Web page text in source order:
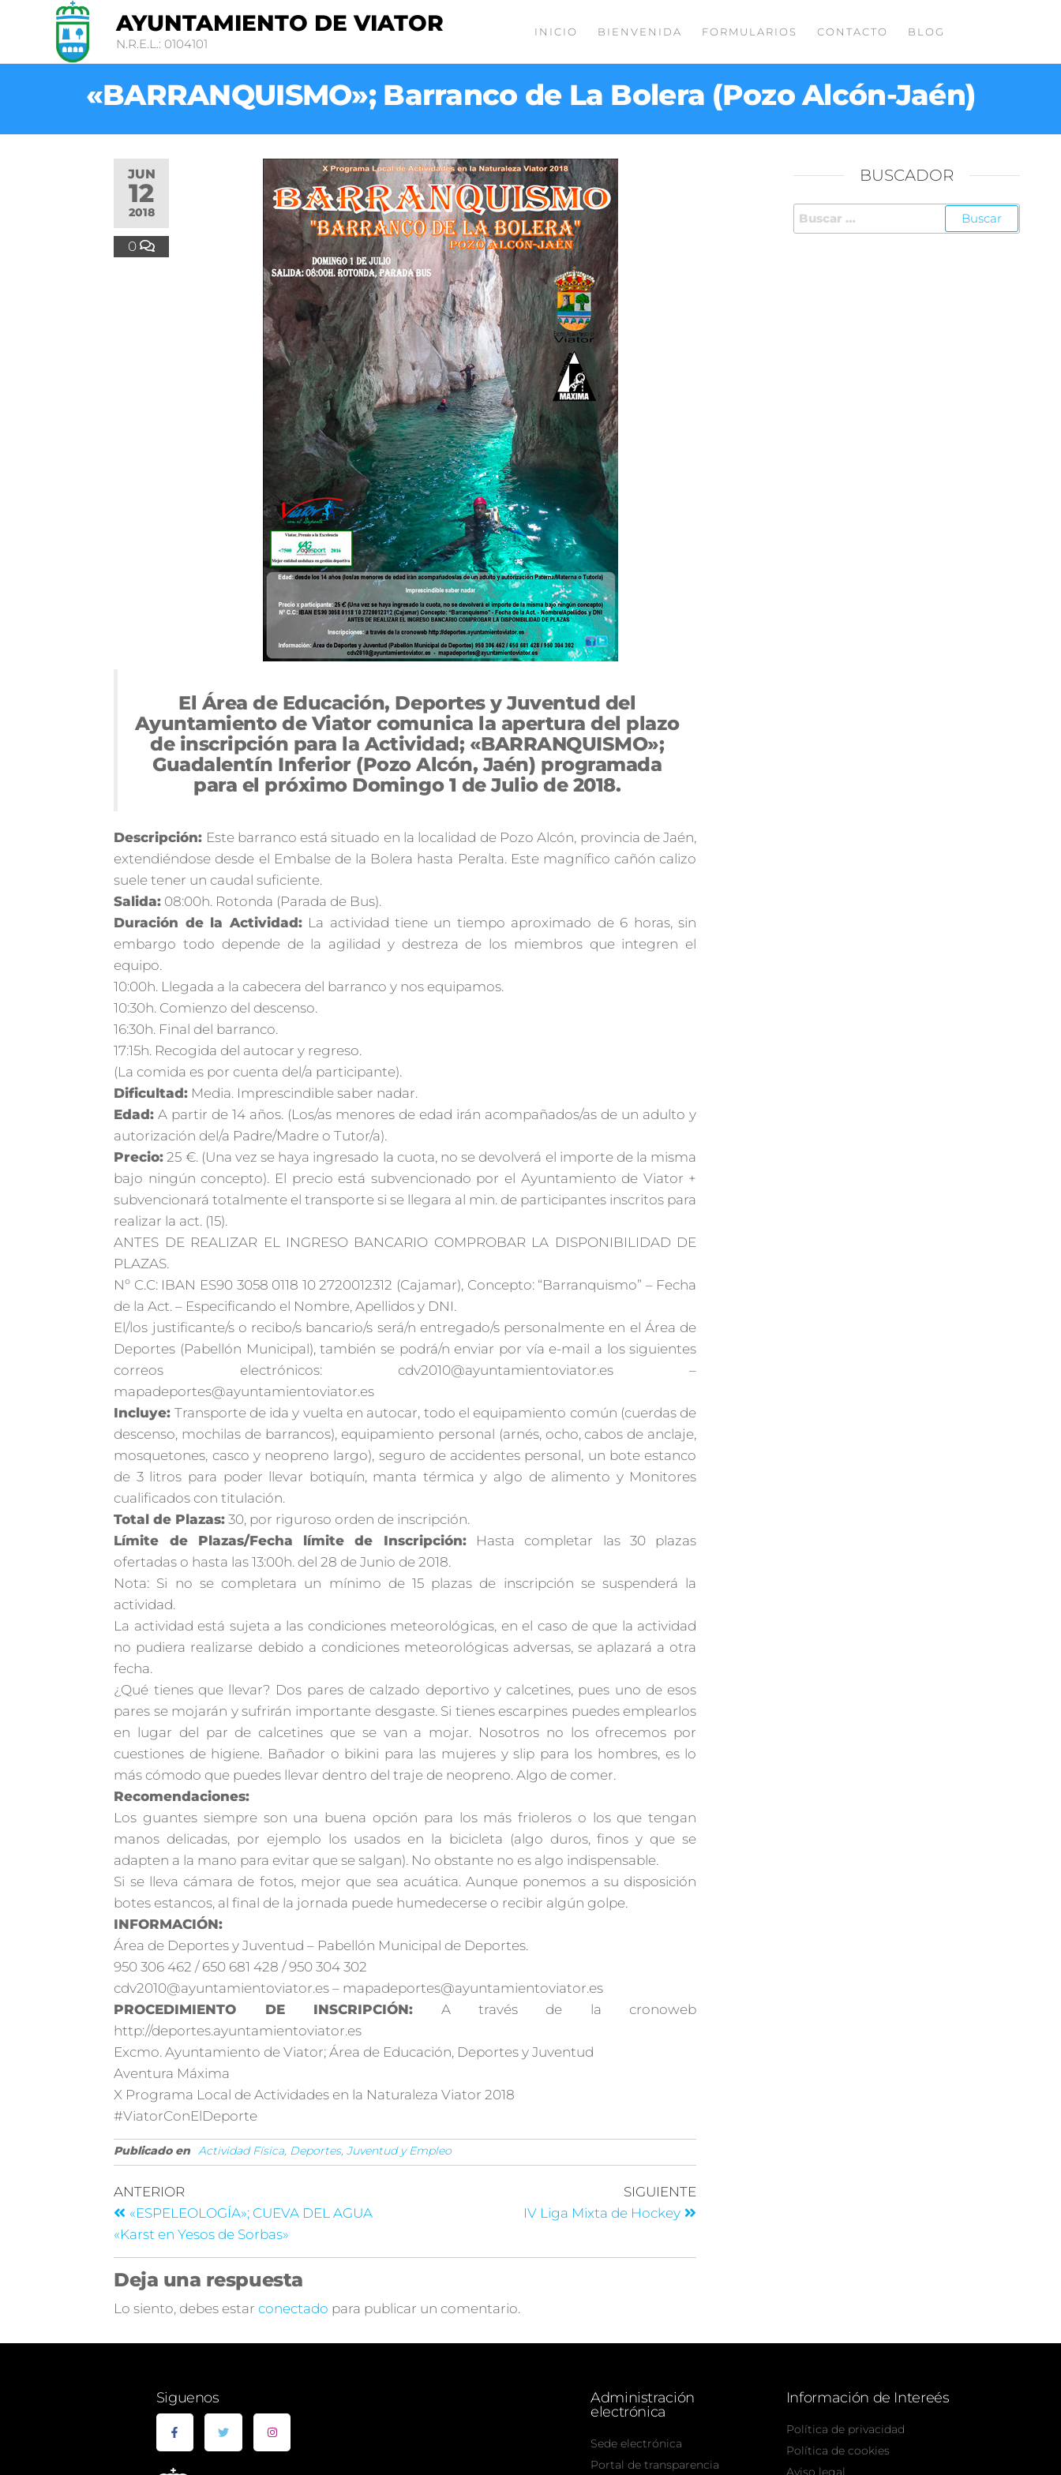
AYUNTAMIENTO DE VIATOR
N.R.E.L.: 0104101
INICIO BIENVENIDA FORMULARIOS CONTACTO BLOG
«BARRANQUISMO»; Barranco de La Bolera (Pozo Alcón-Jaén)
JUN
12
2018
0
El Área de Educación, Deportes y Juventud del
Ayuntamiento de Viator comunica la apertura del plazo
de inscripción para la Actividad; «BARRANQUISMO»;
Guadalentín Inferior (Pozo Alcón, Jaén) programada
para el próximo Domingo 1 de Julio de 2018.
Descripción: Este barranco está situado en la localidad de Pozo Alcón, provincia de Jaén,
extendiéndose desde el Embalse de la Bolera hasta Peralta. Este magnífico cañón calizo
suele tener un caudal suficiente.
Salida: 08:00h. Rotonda (Parada de Bus).
Duración de la Actividad:La actividad tiene un tiempo aproximado de 6 horas, sin
embargo todo depende de la agilidad y destreza de los miembros que integren el
equipo.
10:00h. Llegada a la cabecera del barranco y nos equipamos.
10:30h. Comienzo del descenso.
16:30h. Final del barranco.
17:15h. Recogida del autocar y regreso.
(La comida es por cuenta del/a participante).
Dificultad: Media. Imprescindible saber nadar.
Edad: A partir de 14 años. (Los/as menores de edad irán acompañados/as de un adulto y
autorización del/a Padre/Madre o Tutor/a).
Precio: 25 €. (Una vez se haya ingresado la cuota, no se devolverá el importe de la misma
bajo ningún concepto). El precio está subvencionado por el Ayuntamiento de Viator +
subvencionará totalmente el transporte si se llegara al min. de participantes inscritos para
realizar la act. (15).
ANTES DE REALIZAR EL INGRESO BANCARIO COMPROBAR LA DISPONIBILIDAD DE
PLAZAS.
Nº C.C: IBAN ES90 3058 0118 10 2720012312 (Cajamar), Concepto: “Barranquismo” – Fecha
de la Act. – Especificando el Nombre, Apellidos y DNI.
El/los justificante/s o recibo/s bancario/s será/n entregado/s personalmente en el Área de
Deportes (Pabellón Municipal), también se podrá/n enviar por vía e-mail a los siguientes
correos electrónicos: cdv2010@ayuntamientoviator.es –
mapadeportes@ayuntamientoviator.es
Incluye: Transporte de ida y vuelta en autocar, todo el equipamiento común (cuerdas de
descenso, mochilas de barrancos), equipamiento personal (arnés, ocho, cabos de anclaje,
mosquetones, casco y neopreno largo), seguro de accidentes personal, un bote estanco
de 3 litros para poder llevar botiquín, manta térmica y algo de alimento y Monitores
cualificados con titulación.
Total de Plazas: 30, por riguroso orden de inscripción.
Límite de Plazas/Fecha límite de Inscripción:Hasta completar las 30 plazas
ofertadas o hasta las 13:00h. del 28 de Junio de 2018.
Nota: Si no se completara un mínimo de 15 plazas de inscripción se suspenderá la
actividad.
La actividad está sujeta a las condiciones meteorológicas, en el caso de que la actividad
no pudiera realizarse debido a condiciones meteorológicas adversas, se aplazará a otra
fecha.
¿Qué tienes que llevar? Dos pares de calzado deportivo y calcetines, pues uno de esos
pares se mojarán y sufrirán importante desgaste. Si tienes escarpines puedes emplearlos
en lugar del par de calcetines que se van a mojar. Nosotros no los ofrecemos por
cuestiones de higiene. Bañador o bikini para las mujeres y slip para los hombres, es lo
más cómodo que puedes llevar dentro del traje de neopreno. Algo de comer.
Recomendaciones:
Los guantes siempre son una buena opción para los más frioleros o los que tengan
manos delicadas, por ejemplo los usados en la bicicleta (algo duros, finos y que se
adapten a la mano para evitar que se salgan). No obstante no es algo indispensable.
Si se lleva cámara de fotos, mejor que sea acuática. Aunque ponemos a su disposición
botes estancos, al final de la jornada puede humedecerse o recibir algún golpe.
INFORMACIÓN:
Área de Deportes y Juventud – Pabellón Municipal de Deportes.
950 306 462 / 650 681 428 / 950 304 302
cdv2010@ayuntamientoviator.es – mapadeportes@ayuntamientoviator.es
PROCEDIMIENTO DE INSCRIPCIÓN: A través de la cronoweb
http://deportes.ayuntamientoviator.es
Excmo. Ayuntamiento de Viator; Área de Educación, Deportes y Juventud
Aventura Máxima
X Programa Local de Actividades en la Naturaleza Viator 2018
#ViatorConElDeporte
Publicado en Actividad Física, Deportes, Juventud y Empleo
ANTERIOR
«ESPELEOLOGÍA»; CUEVA DEL AGUA
«Karst en Yesos de Sorbas»
SIGUIENTE
IV Liga Mixta de Hockey
Deja una respuesta
Lo siento, debes estarconectado para publicar un comentario.
BUSCADOR
Siguenos
Administración
electrónica
Sede electrónica
Portal de transparencia
Información de Intereés
Política de privacidad
Política de cookies
Aviso legal